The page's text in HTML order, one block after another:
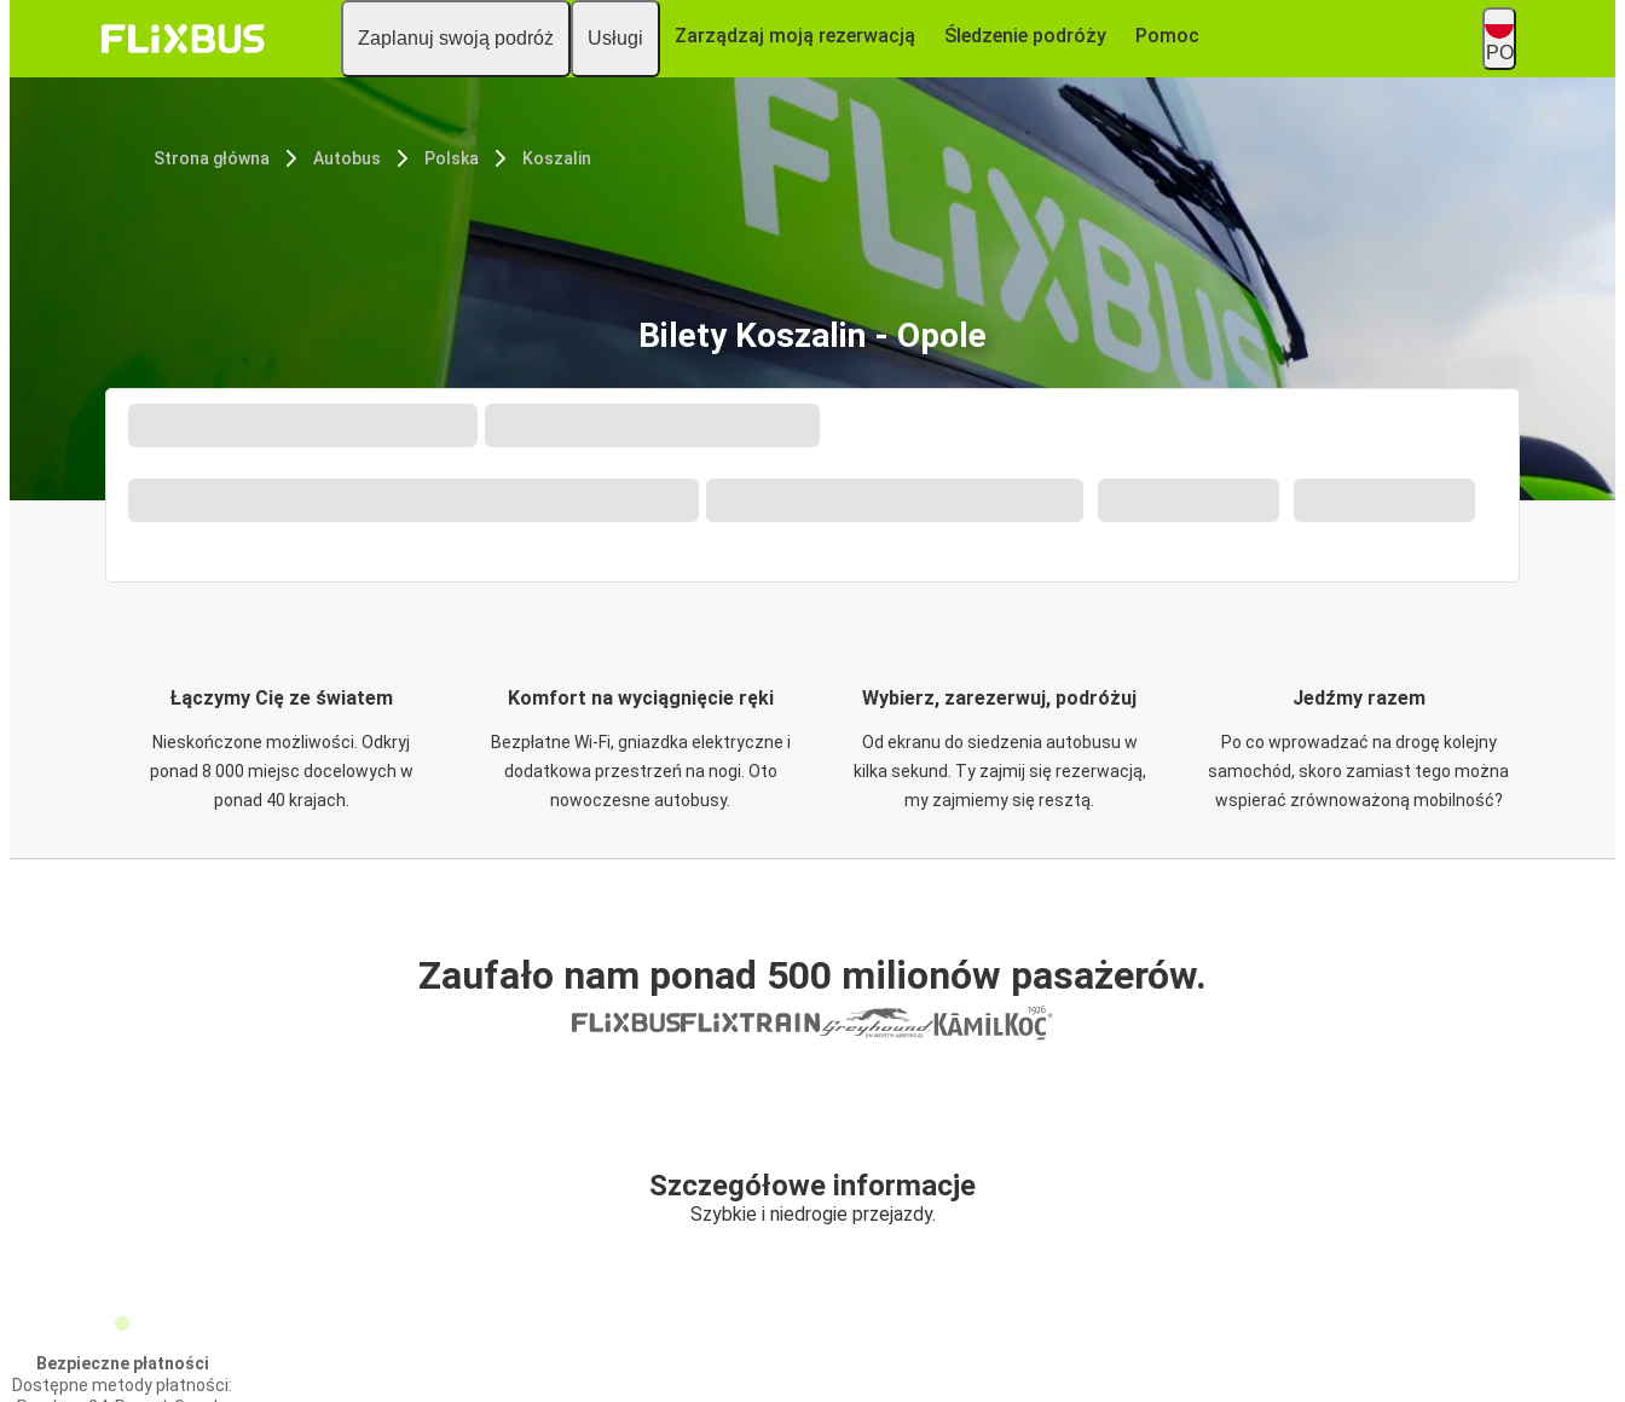
Zaplanuj swoją podróż Usługi Zarządzaj moją rezerwacją Śledzenie podróży Pomoc
PO
Strona główna Autobus Polska Koszalin
Bilety Koszalin - Opole
Łączymy Cię ze światem
Nieskończone możliwości. Odkryj
ponad 8 000 miejsc docelowych w
ponad 40 krajach.
Komfort na wyciągnięcie ręki
Bezpłatne Wi-Fi, gniazdka elektryczne i
dodatkowa przestrzeń na nogi. Oto
nowoczesne autobusy.
Wybierz, zarezerwuj, podróżuj
Od ekranu do siedzenia autobusu w
kilka sekund. Ty zajmij się rezerwacją,
my zajmiemy się resztą.
Jedźmy razem
Po co wprowadzać na drogę kolejny
samochód, skoro zamiast tego można
wspierać zrównoważoną mobilność?
Zaufało nam ponad 500 milionów pasażerów.
Szczegółowe informacje
Szybkie i niedrogie przejazdy.
Bezpieczne płatności
Dostępne metody płatności: